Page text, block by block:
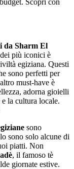
da Sharm El
più iconici è
egiziana. Questi
sono perfetti per
must-have è
adorna gioielli
la cultura locale.
sono
sono solo alcune di
piatti. Non
, il famoso tè
giornate estive.